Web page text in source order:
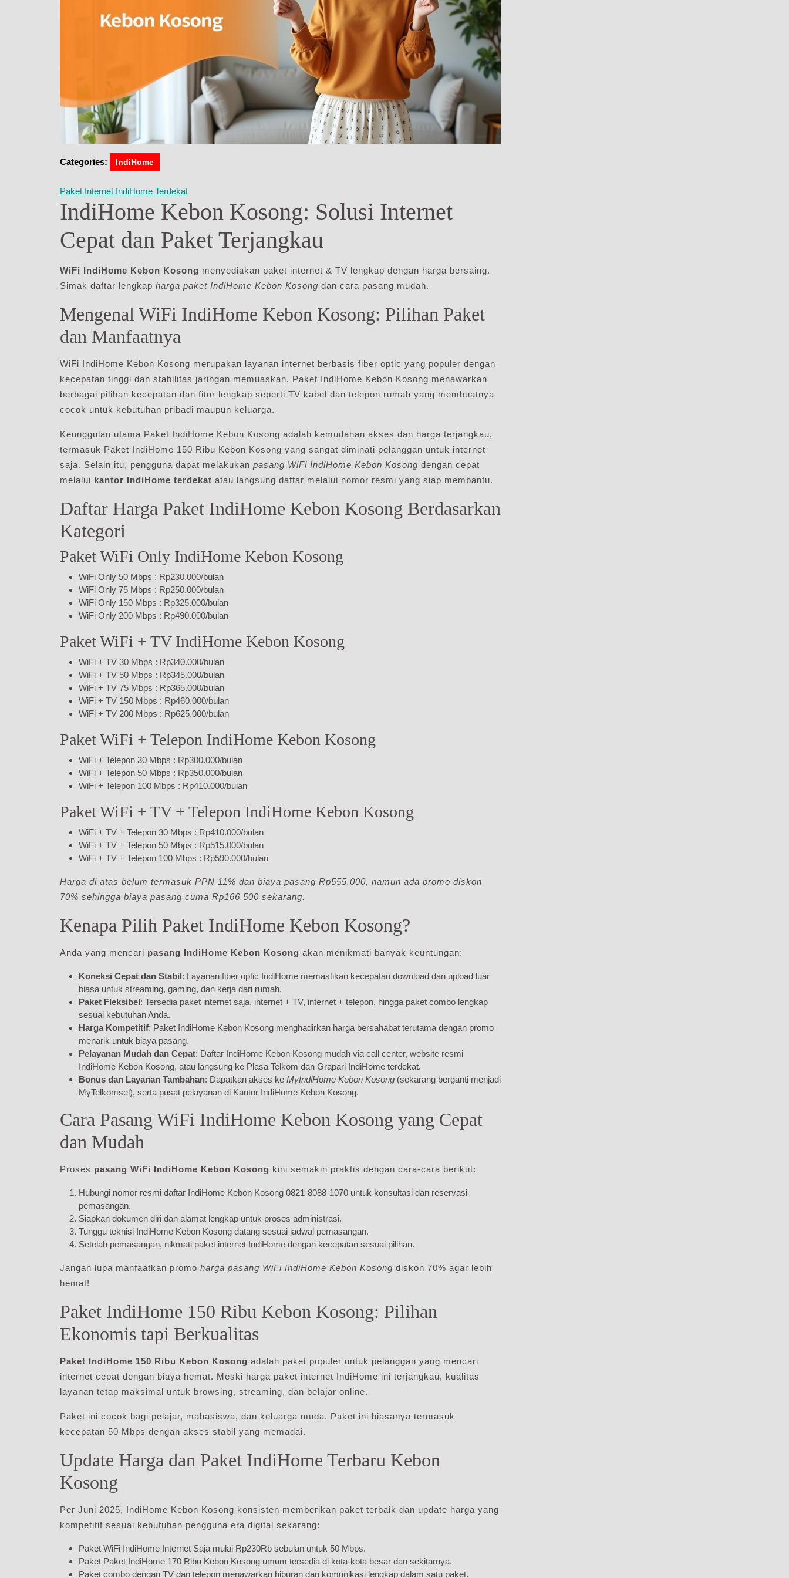
Categories: IndiHome
Paket Internet IndiHome Terdekat
IndiHome Kebon Kosong: Solusi Internet
Cepat dan Paket Terjangkau
WiFi IndiHome Kebon Kosong menyediakan paket internet & TV lengkap dengan harga bersaing.
Simak daftar lengkap harga paket IndiHome Kebon Kosong dan cara pasang mudah.
Mengenal WiFi IndiHome Kebon Kosong: Pilihan Paket
dan Manfaatnya
WiFi IndiHome Kebon Kosong merupakan layanan internet berbasis fiber optic yang populer dengan
kecepatan tinggi dan stabilitas jaringan memuaskan. Paket IndiHome Kebon Kosong menawarkan
berbagai pilihan kecepatan dan fitur lengkap seperti TV kabel dan telepon rumah yang membuatnya
cocok untuk kebutuhan pribadi maupun keluarga.
Keunggulan utama Paket IndiHome Kebon Kosong adalah kemudahan akses dan harga terjangkau,
termasuk Paket IndiHome 150 Ribu Kebon Kosong yang sangat diminati pelanggan untuk internet
saja. Selain itu, pengguna dapat melakukan pasang WiFi IndiHome Kebon Kosong dengan cepat
melalui kantor IndiHome terdekat atau langsung daftar melalui nomor resmi yang siap membantu.
Daftar Harga Paket IndiHome Kebon Kosong Berdasarkan
Kategori
Paket WiFi Only IndiHome Kebon Kosong
WiFi Only 50 Mbps : Rp230.000/bulan
WiFi Only 75 Mbps : Rp250.000/bulan
WiFi Only 150 Mbps : Rp325.000/bulan
WiFi Only 200 Mbps : Rp490.000/bulan
Paket WiFi + TV IndiHome Kebon Kosong
WiFi + TV 30 Mbps : Rp340.000/bulan
WiFi + TV 50 Mbps : Rp345.000/bulan
WiFi + TV 75 Mbps : Rp365.000/bulan
WiFi + TV 150 Mbps : Rp460.000/bulan
WiFi + TV 200 Mbps : Rp625.000/bulan
Paket WiFi + Telepon IndiHome Kebon Kosong
WiFi + Telepon 30 Mbps : Rp300.000/bulan
WiFi + Telepon 50 Mbps : Rp350.000/bulan
WiFi + Telepon 100 Mbps : Rp410.000/bulan
Paket WiFi + TV + Telepon IndiHome Kebon Kosong
WiFi + TV + Telepon 30 Mbps : Rp410.000/bulan
WiFi + TV + Telepon 50 Mbps : Rp515.000/bulan
WiFi + TV + Telepon 100 Mbps : Rp590.000/bulan
Harga di atas belum termasuk PPN 11% dan biaya pasang Rp555.000, namun ada promo diskon
70% sehingga biaya pasang cuma Rp166.500 sekarang.
Kenapa Pilih Paket IndiHome Kebon Kosong?
Anda yang mencari pasang IndiHome Kebon Kosong akan menikmati banyak keuntungan:
Koneksi Cepat dan Stabil: Layanan fiber optic IndiHome memastikan kecepatan download dan upload luar
biasa untuk streaming, gaming, dan kerja dari rumah.
Paket Fleksibel: Tersedia paket internet saja, internet + TV, internet + telepon, hingga paket combo lengkap
sesuai kebutuhan Anda.
Harga Kompetitif: Paket IndiHome Kebon Kosong menghadirkan harga bersahabat terutama dengan promo
menarik untuk biaya pasang.
Pelayanan Mudah dan Cepat: Daftar IndiHome Kebon Kosong mudah via call center, website resmi
IndiHome Kebon Kosong, atau langsung ke Plasa Telkom dan Grapari IndiHome terdekat.
Bonus dan Layanan Tambahan: Dapatkan akses ke MyIndiHome Kebon Kosong (sekarang berganti menjadi
MyTelkomsel), serta pusat pelayanan di Kantor IndiHome Kebon Kosong.
Cara Pasang WiFi IndiHome Kebon Kosong yang Cepat
dan Mudah
Proses pasang WiFi IndiHome Kebon Kosong kini semakin praktis dengan cara-cara berikut:
Hubungi nomor resmi daftar IndiHome Kebon Kosong 0821-8088-1070 untuk konsultasi dan reservasi
pemasangan.
Siapkan dokumen diri dan alamat lengkap untuk proses administrasi.
Tunggu teknisi IndiHome Kebon Kosong datang sesuai jadwal pemasangan.
Setelah pemasangan, nikmati paket internet IndiHome dengan kecepatan sesuai pilihan.
Jangan lupa manfaatkan promo harga pasang WiFi IndiHome Kebon Kosong diskon 70% agar lebih
hemat!
Paket IndiHome 150 Ribu Kebon Kosong: Pilihan
Ekonomis tapi Berkualitas
Paket IndiHome 150 Ribu Kebon Kosong adalah paket populer untuk pelanggan yang mencari
internet cepat dengan biaya hemat. Meski harga paket internet IndiHome ini terjangkau, kualitas
layanan tetap maksimal untuk browsing, streaming, dan belajar online.
Paket ini cocok bagi pelajar, mahasiswa, dan keluarga muda. Paket ini biasanya termasuk
kecepatan 50 Mbps dengan akses stabil yang memadai.
Update Harga dan Paket IndiHome Terbaru Kebon
Kosong
Per Juni 2025, IndiHome Kebon Kosong konsisten memberikan paket terbaik dan update harga yang
kompetitif sesuai kebutuhan pengguna era digital sekarang:
Paket WiFi IndiHome Internet Saja mulai Rp230Rb sebulan untuk 50 Mbps.
Paket Paket IndiHome 170 Ribu Kebon Kosong umum tersedia di kota-kota besar dan sekitarnya.
Paket combo dengan TV dan telepon menawarkan hiburan dan komunikasi lengkap dalam satu paket.